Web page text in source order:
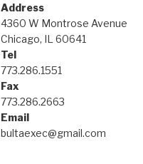
Address
4360 W Montrose Avenue
Chicago, IL 60641
Tel
773.286.1551
Fax
773.286.2663
Email
bultaexec@gmail.com